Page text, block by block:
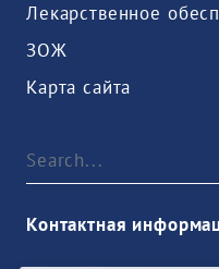
Лекарственное
ЗОЖ
Карта сайта
Контактная